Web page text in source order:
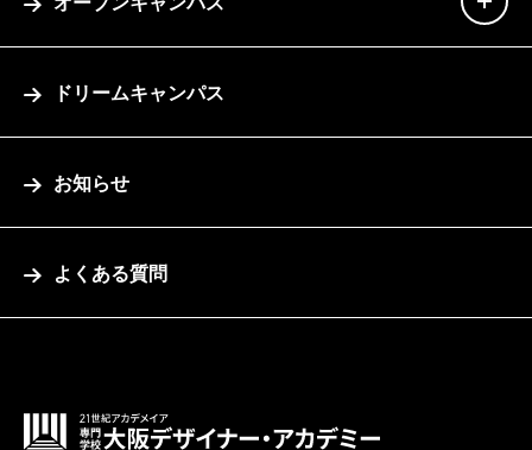
ドリームキャンパス
お知らせ
よくある質問